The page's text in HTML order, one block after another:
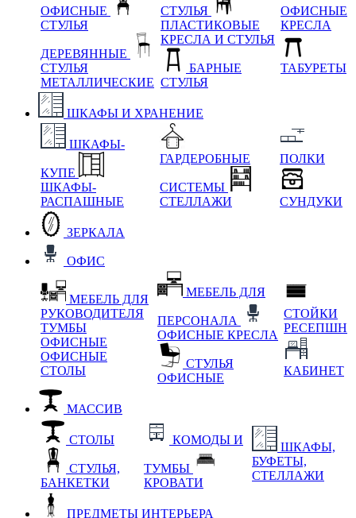
ОФИСНЫЕ
СТУЛЬЯ
ДЕРЕВЯННЫЕ
СТУЛЬЯ
МЕТАЛЛИЧЕСКИЕ
СТУЛЬЯ
ПЛАСТИКОВЫЕ
КРЕСЛА И СТУЛЬЯ
БАРНЫЕ
СТУЛЬЯ
ОФИСНЫЕ
КРЕСЛА
ТАБУРЕТЫ
ШКАФЫ И ХРАНЕНИЕ
ШКАФЫ-
КУПЕ
ШКАФЫ-
РАСПАШНЫЕ
ГАРДЕРОБНЫЕ
СИСТЕМЫ
СТЕЛЛАЖИ
ПОЛКИ
СУНДУКИ
ЗЕРКАЛА
ОФИС
МЕБЕЛЬ ДЛЯ
РУКОВОДИТЕЛЯ
ТУМБЫ
ОФИСНЫЕ
ОФИСНЫЕ
СТОЛЫ
МЕБЕЛЬ ДЛЯ
ПЕРСОНАЛА
ОФИСНЫЕ КРЕСЛА
СТУЛЬЯ
ОФИСНЫЕ
СТОЙКИ
РЕСЕПШН
КАБИНЕТ
МАССИВ
СТОЛЫ
СТУЛЬЯ,
БАНКЕТКИ
КОМОДЫ И
ТУМБЫ
КРОВАТИ
ШКАФЫ,
БУФЕТЫ,
СТЕЛЛАЖИ
ПРЕДМЕТЫ ИНТЕРЬЕРА